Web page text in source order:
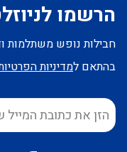
הרשמו
חבילות נופש משתלמות
בהתאם למדיניות